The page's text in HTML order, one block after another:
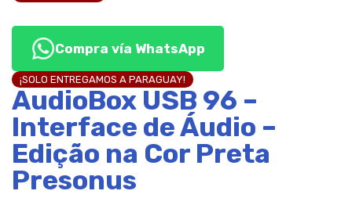
Compra vía WhatsApp
¡SOLO ENTREGAMOS A PARAGUAY!
AudioBox USB 96 –
Interface de Áudio –
Edição na Cor Preta
Presonus